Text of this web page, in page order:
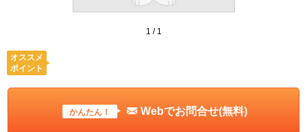
1 / 1
オススメ
ポイント
かんたん！ Webでお問合せ(無料)